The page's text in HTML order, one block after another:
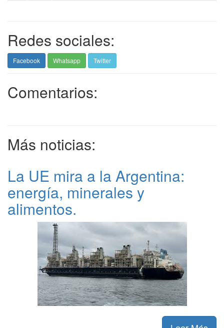
Redes sociales:
Facebook Whatsapp Twitter
Comentarios:
Más noticias:
La UE mira a la Argentina:
energía, minerales y
alimentos.